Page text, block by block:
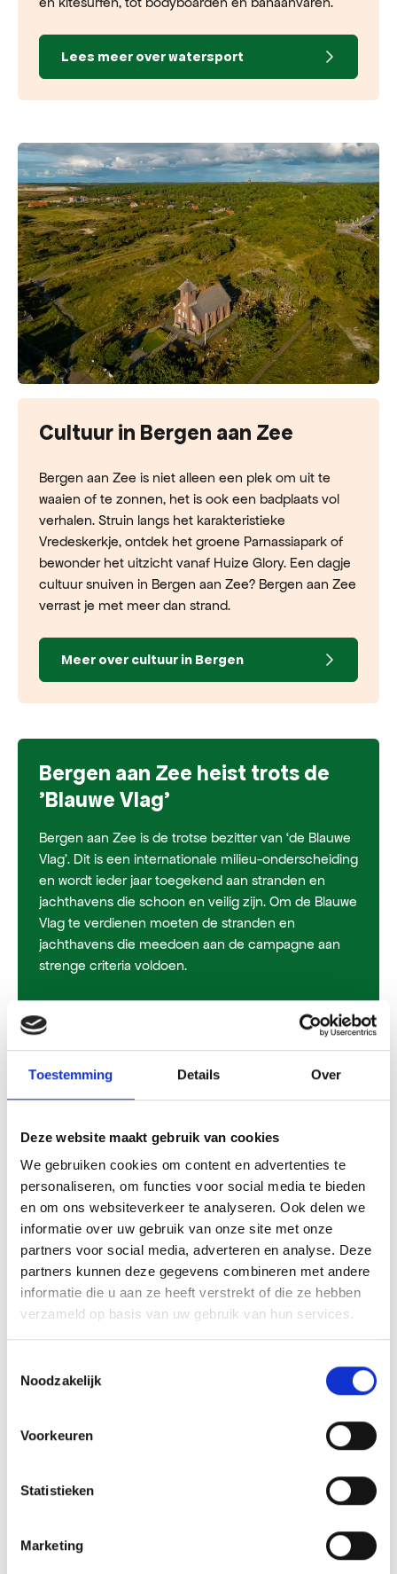
Toestemming Details Over
Deze website maakt gebruik van cookies
We gebruiken cookies om content en advertenties te
personaliseren, om functies voor social media te bieden
en om ons websiteverkeer te analyseren. Ook delen we
informatie over uw gebruik van onze site met onze
partners voor social media, adverteren en analyse. Deze
partners kunnen deze gegevens combineren met andere
informatie die u aan ze heeft verstrekt of die ze hebben
verzameld op basis van uw gebruik van hun services.
Noodzakelijk
Voorkeuren
Statistieken
Marketing
Lees meer over watersport
Cultuur in Bergen aan Zee
Bergen aan Zee is niet alleen een plek om uit te
waaien of te zonnen, het is ook een badplaats vol
verhalen. Struin langs het karakteristieke
Vredeskerkje, ontdek het groene Parnassiapark of
bewonder het uitzicht vanaf Huize Glory. Een dagje
cultuur snuiven in Bergen aan Zee? Bergen aan Zee
verrast je met meer dan strand.
Meer over cultuur in Bergen
Bergen aan Zee heist trots de
'Blauwe Vlag'
Bergen aan Zee is de trotse bezitter van ‘de Blauwe
Vlag’. Dit is een internationale milieu-onderscheiding
en wordt ieder jaar toegekend aan stranden en
jachthavens die schoon en veilig zijn. Om de Blauwe
Vlag te verdienen moeten de stranden en
jachthavens die meedoen aan de campagne aan
strenge criteria voldoen.
Strandbezoek met de hond
Ben je van plan om het strand te bezoeken met de
toegestaan. We lichten ze graag voor je uit.
op de activiteitenstranden. Op de overige stranden
voor 10.00 uur en na 19.00 uur. Loslopende honden
zijn overal toegestaan voor 10.00 uur en na 19.00
uur.